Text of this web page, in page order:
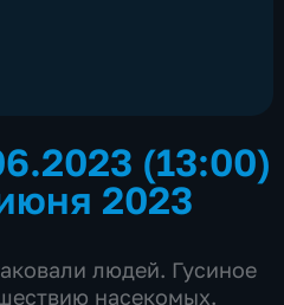
(13:00)
2023
людей. Гусиное
насекомых.